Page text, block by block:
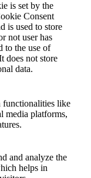
is set by the
Consent
is used to store
not user has
to the use of
does not store
data.
functionalities like
media platforms,
and analyze the
helps in